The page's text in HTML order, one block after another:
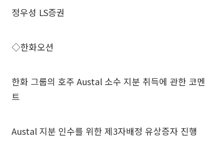
정우성 LS증권
◇한화오션
한화 그룹의 호주 Austal 소수 지분 취득에 관한 코멘
트
Austal 지분 인수를 위한 제3자배정 유상증자 진행